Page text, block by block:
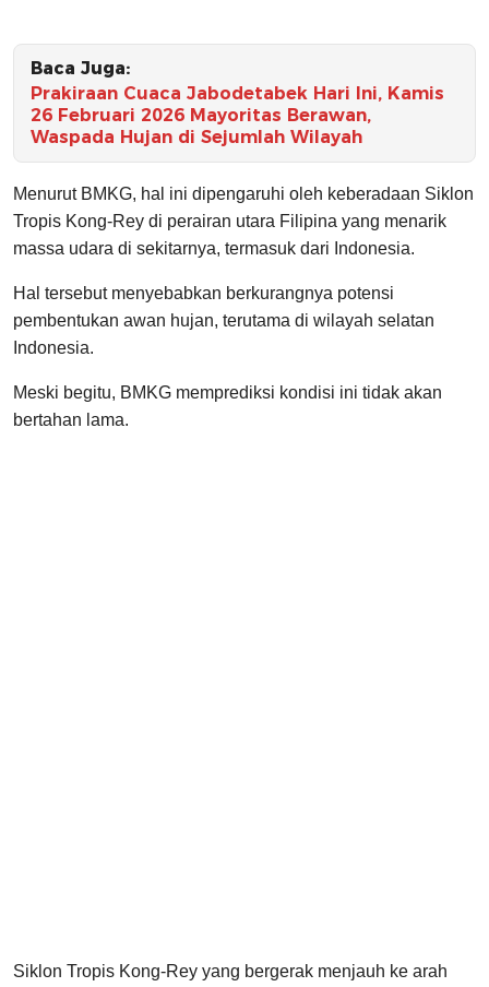
Baca Juga:
Prakiraan Cuaca Jabodetabek Hari Ini, Kamis
26 Februari 2026 Mayoritas Berawan,
Waspada Hujan di Sejumlah Wilayah
Menurut BMKG, hal ini dipengaruhi oleh keberadaan Siklon
Tropis Kong-Rey di perairan utara Filipina yang menarik
massa udara di sekitarnya, termasuk dari Indonesia.
Hal tersebut menyebabkan berkurangnya potensi
pembentukan awan hujan, terutama di wilayah selatan
Indonesia.
Meski begitu, BMKG memprediksi kondisi ini tidak akan
bertahan lama.
Siklon Tropis Kong-Rey yang bergerak menjauh ke arah